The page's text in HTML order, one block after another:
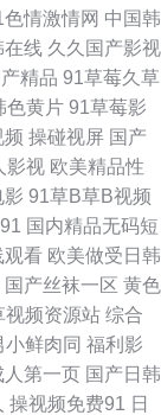
码在线 91性情 久久
品区最新 欧美性爱
神 国产成人综合久
精品露脸精彩 抖阴
成人影音免费观看
国产A级免片 女人
草资源 欧美涩综合
色情激情网 中国韩
在线 久久国产影视
精品 91草莓久草
色黄片 91草莓影
频 操碰视屏 国产
影视 欧美精品性
影 91草B草B视频
国内精品无码短
观看 欧美做受日韩
国产丝袜一区 黄色
视频资源站 综合
小鲜肉同 福利影
人第一页 国产日韩
操视频免费91 日